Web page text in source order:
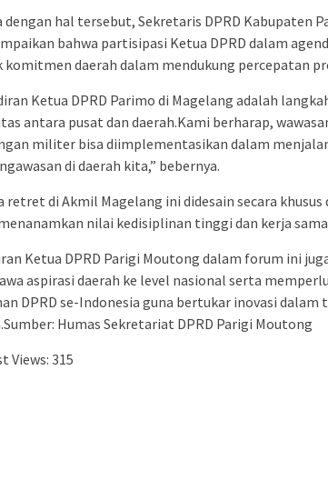
dengan hal tersebut, Sekretaris DPRD Kabupaten
bahwa partisipasi Ketua DPRD dalam
komitmen daerah dalam mendukung percepatan
Ketua DPRD Parimo di Magelang adalah
antara pusat dan daerah.Kami berharap,
militer bisa diimplementasikan dalam
di daerah kita,” bebernya.
retret di Akmil Magelang ini didesain secara
nilai kedisiplinan tinggi dan kerja
Ketua DPRD Parigi Moutong dalam forum ini
aspirasi daerah ke level nasional serta
DPRD se-Indonesia guna bertukar inovasi
Humas Sekretariat DPRD Parigi Moutong
Views: 315